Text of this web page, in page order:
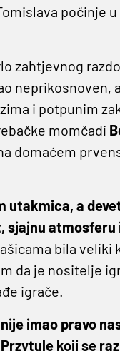
počinje
zahtjevnog
neprikosnoven,
i potpunim
momčadi
domaćem
a
atmosferu
bila
da je nositelje
igrače.
imao pravo
koji se